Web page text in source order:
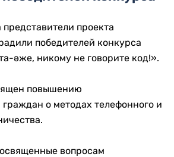
проекта
победителей конкурса
әже, никому не говорите код!».
повышению
о методах телефонного и
вопросам